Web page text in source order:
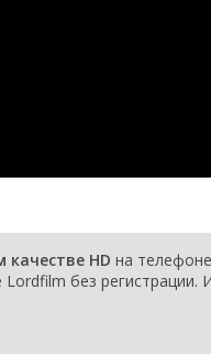
HD на
без регистрации.